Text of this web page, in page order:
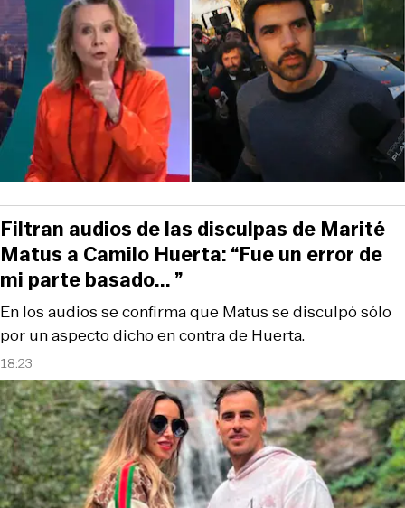
18:23
En los audios se confirma que Matus se disculpó sólo
por un aspecto dicho en contra de Huerta.
Filtran audios de las disculpas de Marité
Matus a Camilo Huerta: “Fue un error de
mi parte basado... ”